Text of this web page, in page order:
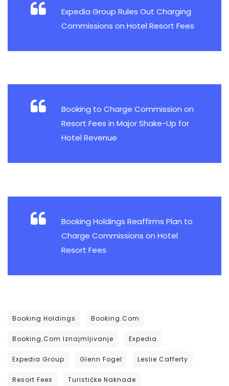
Expedia Group Rules Out Charging
Commissions on Hotel Resort Fees
Booking to Charge Commission on
Resort Fees in Major Shake-Up for
Hotel Revenue
Booking Holdings Reaffirms Plan to
Charge Commissions on Hotel
Resort Fees
Booking Holdings Booking.com
Booking.com Iznajmljivanje Expedia
Expedia Group Glenn Fogel Leslie Cafferty
Resort Fees Turističke Naknade